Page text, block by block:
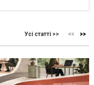
Усі статті >>